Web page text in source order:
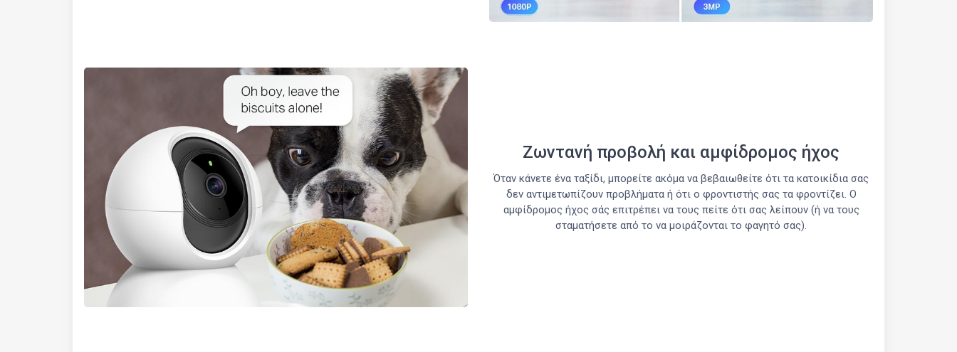
Ζωντανή προβολή και αμφίδρομος ήχος
Όταν κάνετε ένα ταξίδι, μπορείτε ακόμα να βεβαιωθείτε ότι τα κατοικίδια σας
δεν αντιμετωπίζουν προβλήματα ή ότι ο φροντιστής σας τα φροντίζει. Ο
αμφίδρομος ήχος σάς επιτρέπει να τους πείτε ότι σας λείπουν (ή να τους
σταματήσετε από το να μοιράζονται το φαγητό σας).